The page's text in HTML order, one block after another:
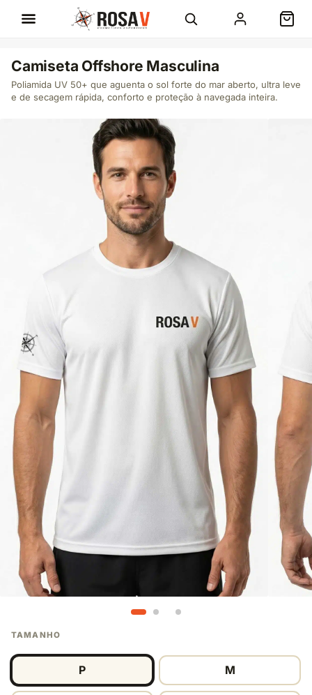
Camiseta Offshore Masculina
Poliamida UV 50+ que aguenta o sol forte do mar aberto, ultra leve
e de secagem rápida, conforto e proteção à navegada inteira.
TAMANHO
P M